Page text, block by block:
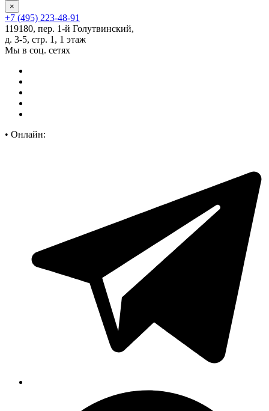
×
+7 (495) 223-48-91
119180, пер. 1-й Голутвинский,
д. 3-5, стр. 1, 1 этаж
Мы в соц. сетях
• Онлайн: